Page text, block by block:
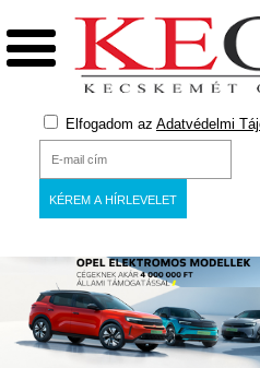
Elfogadom az Adatvédelmi